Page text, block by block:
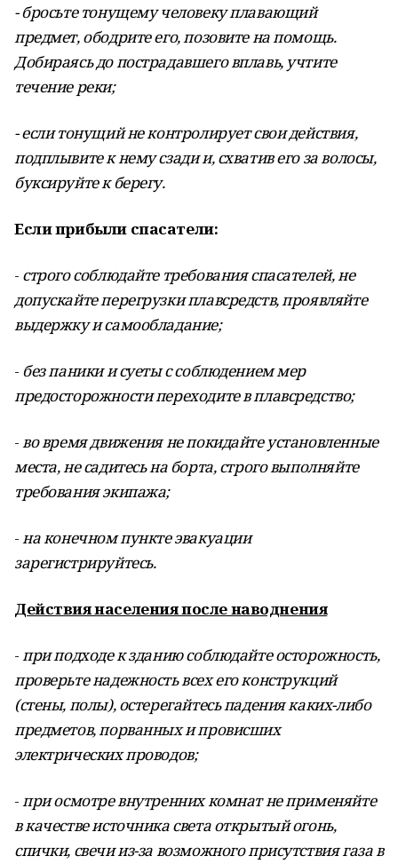
- бросьте тонущему человеку плавающий
предмет, ободрите его, позовите на помощь.
Добираясь до пострадавшего вплавь, учтите
течение реки;
- если тонущий не контролирует свои действия,
подплывите к нему сзади и, схватив его за волосы,
буксируйте к берегу.
Если прибыли спасатели:
- строго соблюдайте требования спасателей, не
допускайте перегрузки плавсредств, проявляйте
выдержку и самообладание;
- без паники и суеты с соблюдением мер
предосторожности переходите в плавсредство;
-во время движения не покидайте установленные
места, не садитесь на борта, строго выполняйте
требования экипажа;
-на конечном пункте эвакуации
зарегистрируйтесь.
Действия населения после наводнения
-при подходе к зданию соблюдайте осторожность,
проверьте надежность всех его конструкций
(стены, полы), остерегайтесь падения каких-либо
предметов, порванных и провисших
электрических проводов;
-при осмотре внутренних комнат не применяйте
в качестве источника света открытый огонь,
спички, свечи из-за возможного присутствия газа в